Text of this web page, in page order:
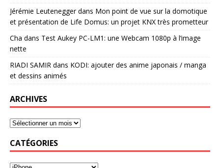
Jérémie Leuteneggerdans Mon point de vue sur la domotique
et présentation de Life Domus: un projet KNX très prometteur
Cha dans Test Aukey PC-LM1: une Webcam 1080p à l’image
nette
RIADI SAMIR dans KODI: ajouter des anime japonais / manga
et dessins animés
ARCHIVES
CATÉGORIES